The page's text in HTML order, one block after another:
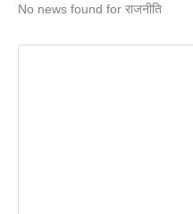
No news found for राजनीति